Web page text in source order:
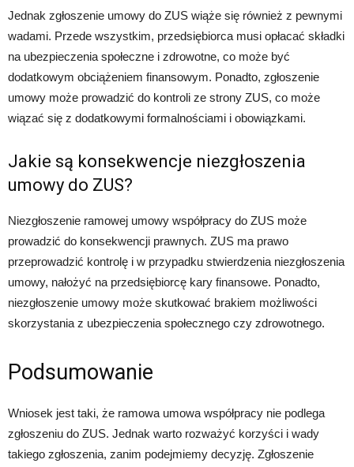
Jednak zgłoszenie umowy do ZUS wiąże się również z pewnymi
wadami. Przede wszystkim, przedsiębiorca musi opłacać składki
na ubezpieczenia społeczne i zdrowotne, co może być
dodatkowym obciążeniem finansowym. Ponadto, zgłoszenie
umowy może prowadzić do kontroli ze strony ZUS, co może
wiązać się z dodatkowymi formalnościami i obowiązkami.
Jakie są konsekwencje niezgłoszenia
umowy do ZUS?
Niezgłoszenie ramowej umowy współpracy do ZUS może
prowadzić do konsekwencji prawnych. ZUS ma prawo
przeprowadzić kontrolę i w przypadku stwierdzenia niezgłoszenia
umowy, nałożyć na przedsiębiorcę kary finansowe. Ponadto,
niezgłoszenie umowy może skutkować brakiem możliwości
skorzystania z ubezpieczenia społecznego czy zdrowotnego.
Podsumowanie
Wniosek jest taki, że ramowa umowa współpracy nie podlega
zgłoszeniu do ZUS. Jednak warto rozważyć korzyści i wady
takiego zgłoszenia, zanim podejmiemy decyzję. Zgłoszenie